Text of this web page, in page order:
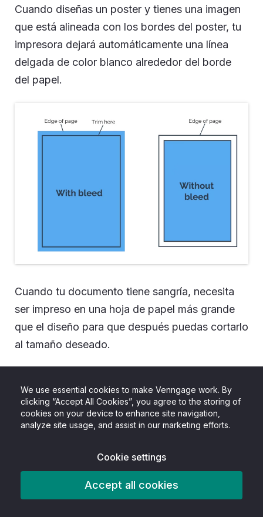
We use essential cookies to make Venngage work. By
clicking “Accept All Cookies”, you agree to the storing of
cookies on your device to enhance site navigation,
analyze site usage, and assist in our marketing efforts.
Cookie settings
Accept all cookies
Cuando diseñas un poster y tienes una imagen
que está alineada con los bordes del poster, tu
impresora dejará automáticamente una línea
delgada de color blanco alrededor del borde
del papel.
Cuando tu documento tiene sangría, necesita
ser impreso en una hoja de papel más grande
que el diseño para que después puedas cortarlo
al tamaño deseado.
sección anterior, tu puedes automáticamente
agregar líneas de sangrado a tu poster con un
simple click. Solo haz click en elcheckboxen la
automáticamente: